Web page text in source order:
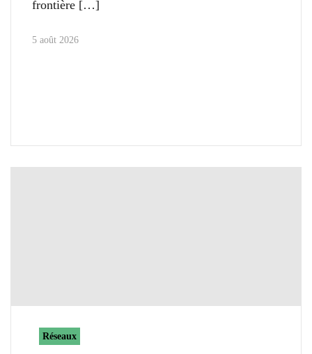
frontière
5 août 2026
Réseaux